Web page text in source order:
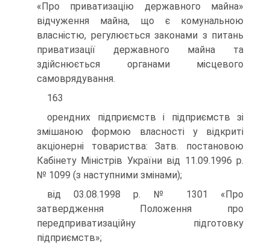
«Про приватизацію державного майна»
відчуження майна, що є комунальною
власністю, регулюється законами з питань
приватизації державного майна та
здійснюється органами місцевого
самоврядування.
163
орендних підприємств і підприємств зі
змішаною формою власності у відкриті
акціонерні товариства: Затв. постановою
Кабінету Міністрів України від 11.09.1996 р.
№ 1099 (з наступними змінами);
від 03.08.1998 р. № 1301 «Про
затвердження Положення про
передприватизаційну підготовку
підприємств»;